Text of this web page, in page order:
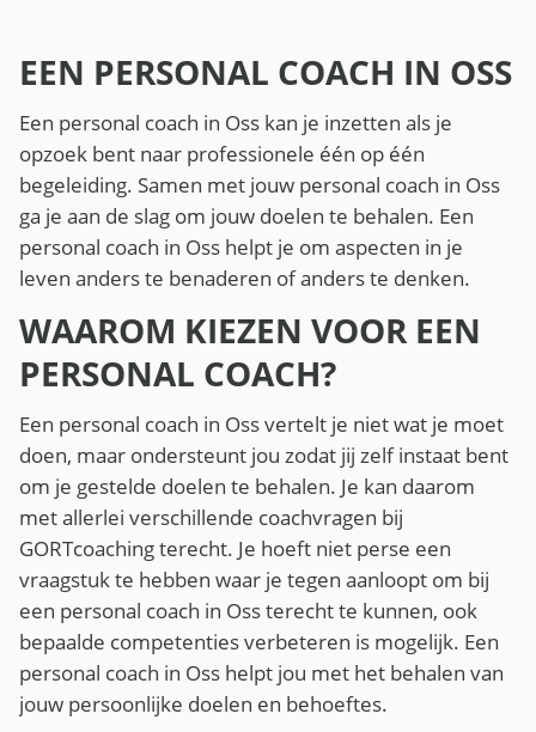
EEN PERSONAL COACH IN OSS
Een personal coach in Oss kan je inzetten als je
opzoek bent naar professionele één op één
begeleiding. Samen met jouw personal coach in Oss
ga je aan de slag om jouw doelen te behalen. Een
personal coach in Oss helpt je om aspecten in je
leven anders te benaderen of anders te denken.
WAAROM KIEZEN VOOR EEN
PERSONAL COACH?
Een personal coach in Oss vertelt je niet wat je moet
doen, maar ondersteunt jou zodat jij zelf instaat bent
om je gestelde doelen te behalen. Je kan daarom
met allerlei verschillende coachvragen bij
GORTcoaching terecht. Je hoeft niet perse een
vraagstuk te hebben waar je tegen aanloopt om bij
een personal coach in Oss terecht te kunnen, ook
bepaalde competenties verbeteren is mogelijk. Een
personal coach in Oss helpt jou met het behalen van
jouw persoonlijke doelen en behoeftes.